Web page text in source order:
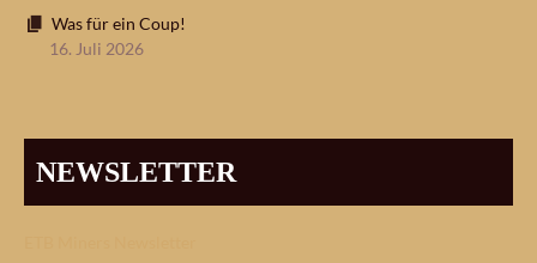
Was für ein Coup!
16. Juli 2026
NEWSLETTER